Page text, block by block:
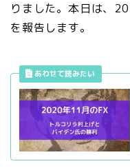
りました。本日は、
を報告します。